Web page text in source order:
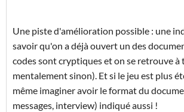
Une piste d'amélioration possible : une
savoir qu'on a déjà ouvert un des
codes sont cryptiques et on se retrouve à
mentalement sinon). Et si le jeu est plus
même imaginer avoir le format du
messages, interview) indiqué aussi !